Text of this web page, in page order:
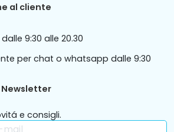
al cliente
9:30 alle 20.30
per chat o whatsapp dalle 9:30
e consigli.